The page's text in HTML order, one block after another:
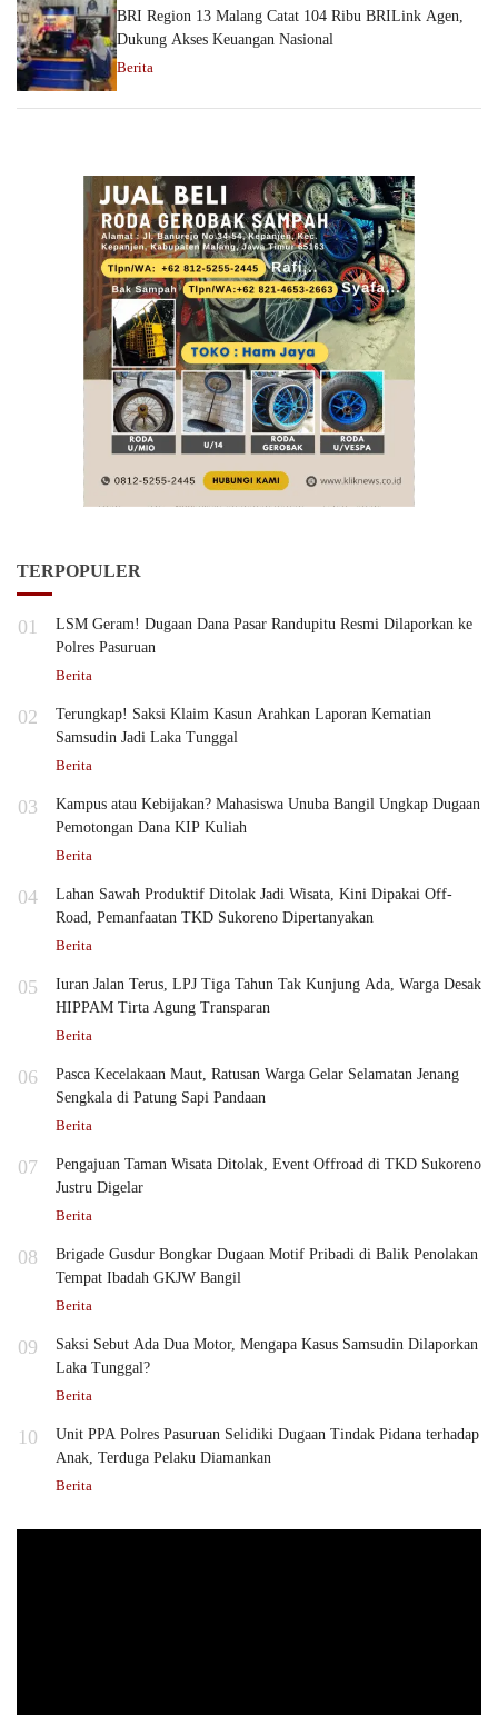
BRI Region 13 Malang Catat 104 Ribu BRILink Agen,
Dukung Akses Keuangan Nasional
Berita
TERPOPULER
01
LSM Geram! Dugaan Dana Pasar Randupitu Resmi Dilaporkan ke
Polres Pasuruan
Berita
02
Terungkap! Saksi Klaim Kasun Arahkan Laporan Kematian
Samsudin Jadi Laka Tunggal
Berita
03
Kampus atau Kebijakan? Mahasiswa Unuba Bangil Ungkap Dugaan
Pemotongan Dana KIP Kuliah
Berita
04
Lahan Sawah Produktif Ditolak Jadi Wisata, Kini Dipakai Off-
Road, Pemanfaatan TKD Sukoreno Dipertanyakan
Berita
05
Iuran Jalan Terus, LPJ Tiga Tahun Tak Kunjung Ada, Warga Desak
HIPPAM Tirta Agung Transparan
Berita
06
Pasca Kecelakaan Maut, Ratusan Warga Gelar Selamatan Jenang
Sengkala di Patung Sapi Pandaan
Berita
07
Pengajuan Taman Wisata Ditolak, Event Offroad di TKD Sukoreno
Justru Digelar
Berita
08
Brigade Gusdur Bongkar Dugaan Motif Pribadi di Balik Penolakan
Tempat Ibadah GKJW Bangil
Berita
09
Saksi Sebut Ada Dua Motor, Mengapa Kasus Samsudin Dilaporkan
Laka Tunggal?
Berita
10
Unit PPA Polres Pasuruan Selidiki Dugaan Tindak Pidana terhadap
Anak, Terduga Pelaku Diamankan
Berita